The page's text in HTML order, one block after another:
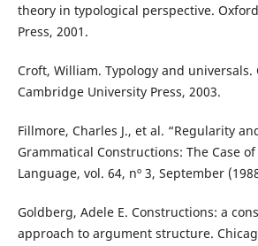
theory in typological perspective.
Press, 2001.
Croft, William. Typology and universals.
Cambridge University Press, 2003.
Fillmore, Charles J., et al. “Regularity
Grammatical Constructions: The Case of
Language, vol. 64, nº 3, September
Goldberg, Adele E. Constructions: a
approach to argument structure.